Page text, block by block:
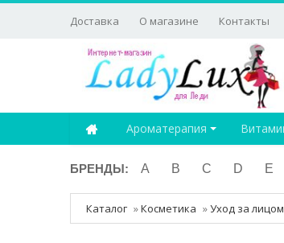
Доставка О магазине Контакты
Ароматерапия
БРЕНДЫ: A B C D E
Каталог »Косметика »Уход за лицом